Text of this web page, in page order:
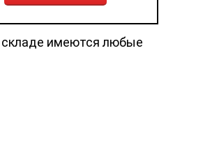
складе имеются любые